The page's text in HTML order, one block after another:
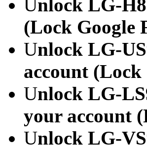
Unlock LG-
(Lock Google
Unlock LG-
account (Lock
Unlock LG-
your account
Unlock LG-